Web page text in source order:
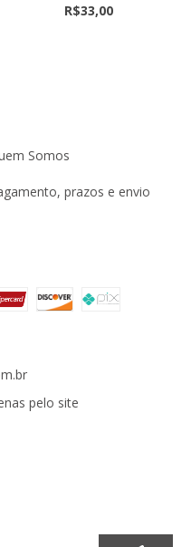
R$33,00
Somos
prazos e envio
pelo site